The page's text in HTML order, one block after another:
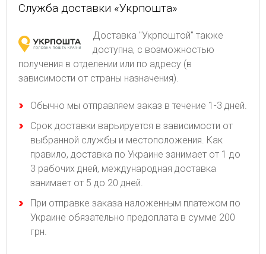
Служба доставки «Укрпошта»
Доставка "Укрпоштой" также
доступна, с возможностью
получения в отделении или по адресу (в
зависимости от страны назначения).
Обычно мы отправляем заказ в течение 1-3 дней.
Срок доставки варьируется в зависимости от
выбранной службы и местоположения. Как
правило, доставка по Украине занимает от 1 до
3 рабочих дней, международная доставка
занимает от 5 до 20 дней.
При отправке заказа наложенным платежом по
Украине обязательно предоплата в сумме 200
грн.